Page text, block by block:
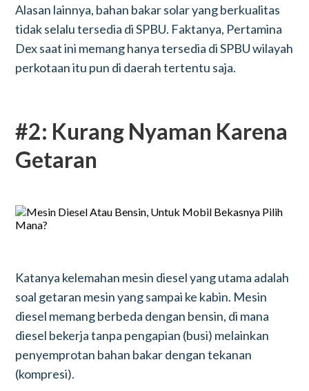
Alasan lainnya, bahan bakar solar yang berkualitas
tidak selalu tersedia di SPBU. Faktanya, Pertamina
Dex saat ini memang hanya tersedia di SPBU wilayah
perkotaan itu pun di daerah tertentu saja.
#2: Kurang Nyaman Karena
Getaran
Katanya kelemahan mesin diesel yang utama adalah
soal getaran mesin yang sampai ke kabin. Mesin
diesel memang berbeda dengan bensin, di mana
diesel bekerja tanpa pengapian (busi) melainkan
penyemprotan bahan bakar dengan tekanan
(kompresi).